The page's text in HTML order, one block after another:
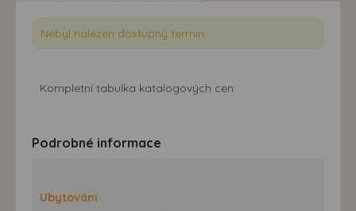
Nebyl nalezen dostupný termín.
Kompletní tabulka katalogových cen
Podrobné informace
Ubytování